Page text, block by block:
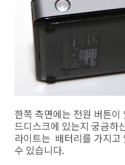
한쪽 측면에는 전원 버튼
드디스크에 있는지 궁금하
라이트는 배터리를 가지고
수 있습니다.